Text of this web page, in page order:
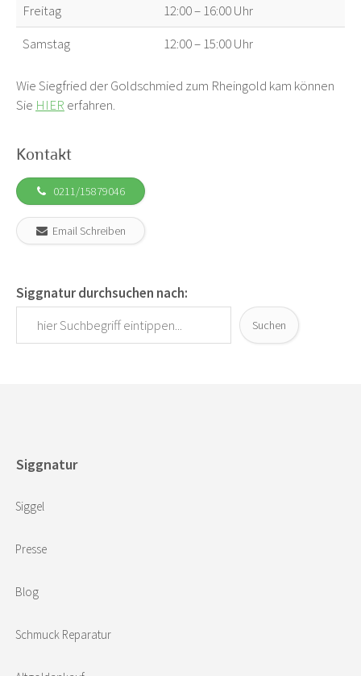
Freitag
12:00 – 16:00 Uhr
Samstag
12:00 – 15:00 Uhr
Wie Siegfried der Goldschmied zum Rheingold kam können
Sie HIER erfahren.
Kontakt
0211/15879046
Email Schreiben
Siggnatur durchsuchen nach:
Suchen
Siggnatur
Siggel
Presse
Blog
Schmuck Reparatur